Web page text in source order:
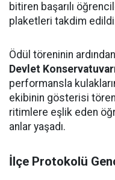
bitiren başarılı
plaketleri takdim
Ödül töreninin
Devlet
performansla
ekibinin gösterisi
ritimlere eşlik eden
anlar yaşadı.
İlçe Protokolü